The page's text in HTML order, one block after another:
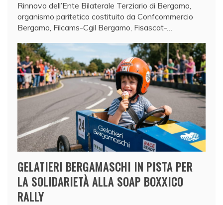
Rinnovo dell’Ente Bilaterale Terziario di Bergamo,
organismo paritetico costituito da Confcommercio
Bergamo, Filcams-Cgil Bergamo, Fisascat-…
GELATIERI BERGAMASCHI IN PISTA PER
LA SOLIDARIETÀ ALLA SOAP BOXXICO
RALLY